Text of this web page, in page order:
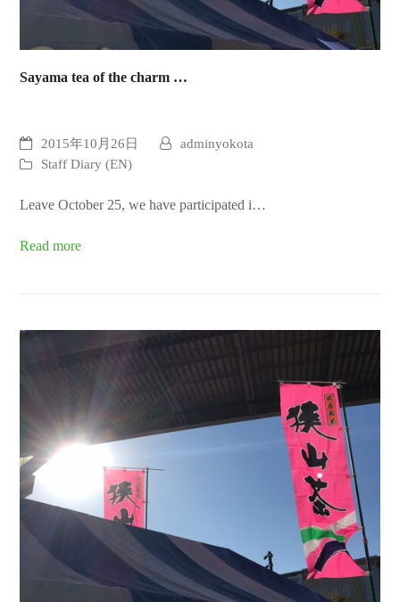
Sayama tea of the charm …
2015年10月26日
adminyokota
Staff Diary (EN)
Leave October 25, we have participated i…
Read more